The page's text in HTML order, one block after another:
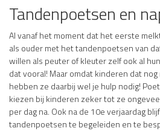
Tandenpoetsen en
Al vanaf het moment dat het eerste
als ouder met het tandenpoetsen van
willen als peuter of kleuter zelf ook al
dat vooral! Maar omdat kinderen dat
hebben ze daarbij wel je hulp nodig!
kiezen bij kinderen zeker tot ze
per dag na. Ook na de 10e verjaardag
tandenpoetsen te begeleiden en te